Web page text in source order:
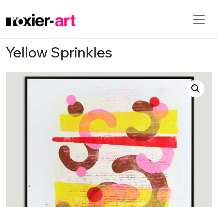
Skip to main content
Yellow Sprinkles